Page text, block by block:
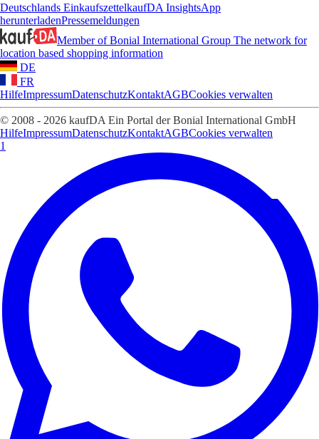
Deutschlands EinkaufszettelkaufDA InsightsApp
herunterladenPressemeldungen
Member of Bonial International Group The network for
location based shopping information
DE
FR
HilfeImpressumDatenschutzKontaktAGBCookies verwalten
© 2008 - 2026 kaufDA Ein Portal der Bonial International GmbH
HilfeImpressumDatenschutzKontaktAGBCookies verwalten
1